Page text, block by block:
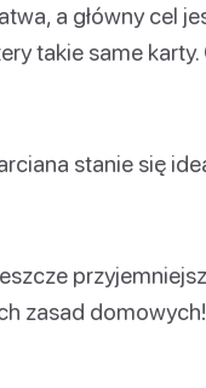
a główny cel
takie same karty.
stanie się
zasad